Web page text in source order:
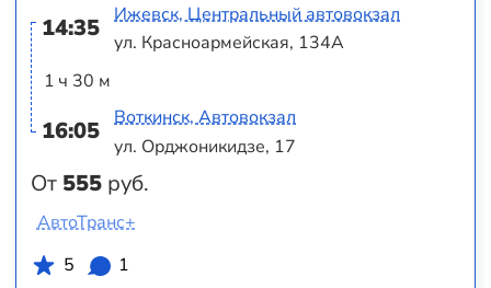
14:35
1 ч 30 м
16:05
От 555 руб.
Ижевск, Центральный автовокзал
ул. Красноармейская, 134А
Воткинск, Автовокзал
ул. Орджоникидзе, 17
АвтоТранс+
5
1